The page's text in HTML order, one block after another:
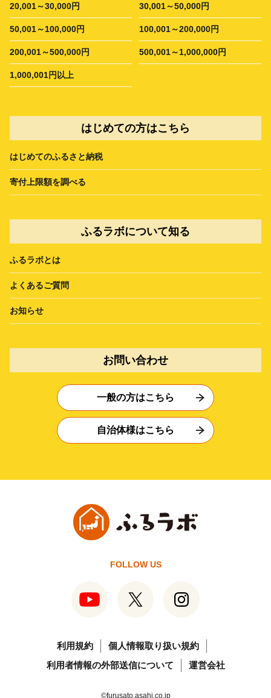
20,001～30,000円 30,001～50,000円
50,001～100,000円 100,001～200,000円
200,001～500,000円 500,001～1,000,000円
1,000,001円以上
はじめての方はこちら
はじめてのふるさと納税
寄付上限額を調べる
ふるラボについて知る
ふるラボとは
よくあるご質問
お知らせ
お問い合わせ
一般の方はこちら
自治体様はこちら
FOLLOW US
利用規約
個人情報取り扱い規約
利用者情報の外部送信について
運営会社
©furusato.asahi.co.jp